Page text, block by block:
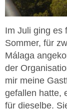
Im Juli ging es
Sommer, für
Málaga
der
mir meine
gefallen hatte,
für dieselbe.